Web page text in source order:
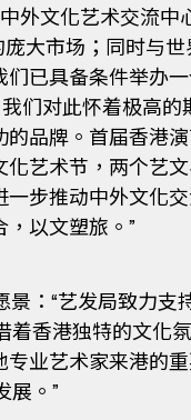
外文化艺术交流中
大市场；同时与
已具备条件举办
们对此怀着极高
品牌。首届香港演
艺术节，两个艺
步推动中外文化
以文塑旅。”
：“艺发局致力支
香港独特的文化
业艺术家来港的
展。”